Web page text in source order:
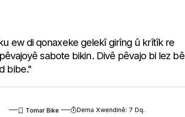
ew di qonaxeke gelekî girîng û krîtîk re
sabote bikin. Divê pêvajo bi lez bê
bibe."
Dema Xwendinê: 7 Dq.